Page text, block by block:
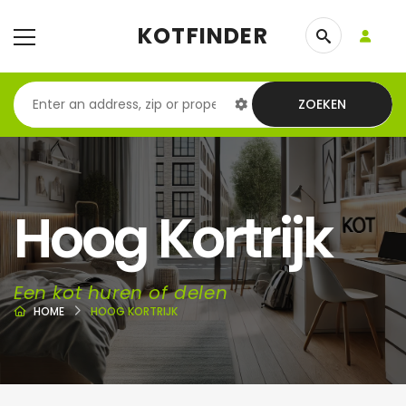
KOTFINDER
ZOEKEN
Hoog Kortrijk
Een kot huren of delen
HOME HOOG KORTRIJK